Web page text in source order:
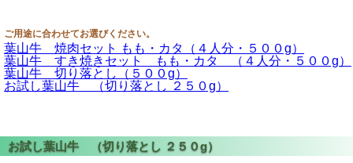
ご用途に合わせてお選びください。
葉山牛 焼肉セット もも・カタ（４人分・５００g）
葉山牛 すき焼きセット もも・カタ （４人分・５００g）
葉山牛 切り落とし（５００g）
お試し葉山牛 （切り落とし ２５０g）